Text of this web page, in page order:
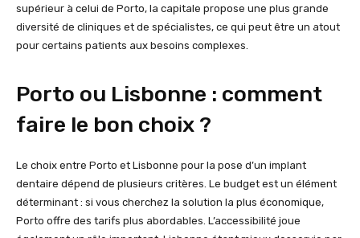
supérieur à celui de Porto, la capitale propose une plus grande
diversité de cliniques et de spécialistes, ce qui peut être un atout
pour certains patients aux besoins complexes.
Porto ou Lisbonne : comment
faire le bon choix ?
Le choix entre Porto et Lisbonne pour la pose d’un implant
dentaire dépend de plusieurs critères. Le budget est un élément
déterminant : si vous cherchez la solution la plus économique,
Porto offre des tarifs plus abordables. L’accessibilité joue